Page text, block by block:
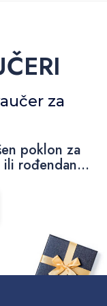
za
poklon za
rođendan...